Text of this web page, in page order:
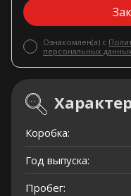
Ознакомлен(а) с
персональных данных
Коробка:
Год выпуска:
Пробег: